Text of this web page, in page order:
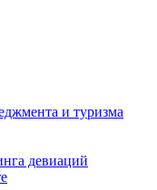
и туризма
девиаций